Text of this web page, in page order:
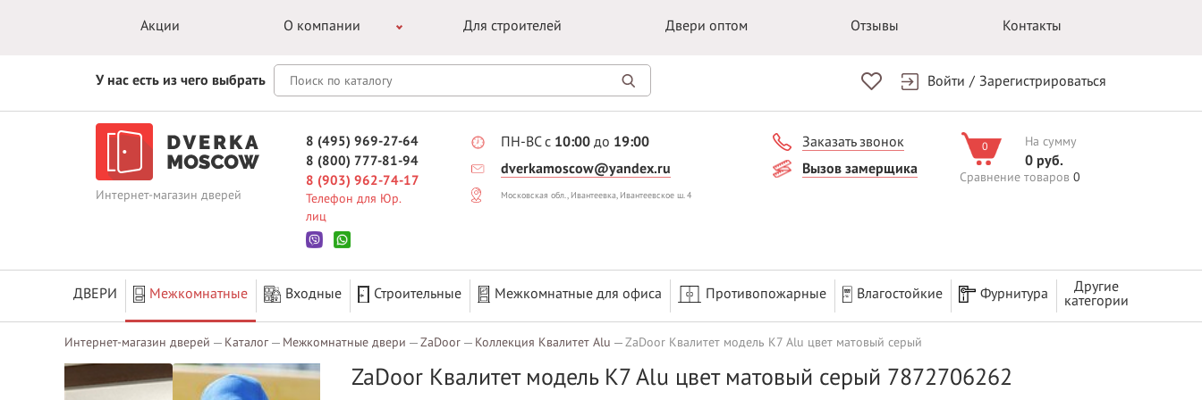
Акции О компании Для строителей Двери оптом Отзывы Контакты
У нас есть из чего выбрать Войти / Зарегистрироваться
Интернет-магазин дверей
8 (495) 969-27-64
8 (800) 777-81-94
8 (903) 962-74-17
Телефон для Юр.
лиц
ПН-ВС с 10:00 до 19:00
dverkamoscow@yandex.ru
Московская обл., Ивантеевка, Ивантеевское ш. 4
Заказать звонок
Вызов замерщика
0 На сумму
0 руб.
Сравнение товаров 0
ДВЕРИ Межкомнатные Входные Строительные Межкомнатные для офиса Противопожарные Влагостойкие Фурнитура
Другие
категории
Интернет-магазин дверей Каталог Межкомнатные двери ZaDoor Коллекция Квалитет Alu ZaDoor Квалитет модель K7 Alu цвет матовый серый
ZaDoor Квалитет модель K7 Alu цвет матовый серый 7872706262